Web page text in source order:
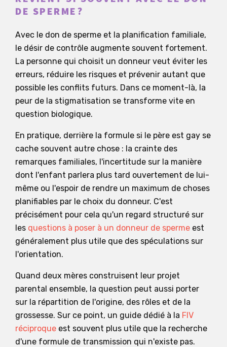
DE SPERME?
Avec le don de sperme et la planification familiale,
le désir de contrôle augmente souvent fortement.
La personne qui choisit un donneur veut éviter les
erreurs, réduire les risques et prévenir autant que
possible les conflits futurs. Dans ce moment-là, la
peur de la stigmatisation se transforme vite en
question biologique.
En pratique, derrière la formule si le père est gay se
cache souvent autre chose : la crainte des
remarques familiales, l'incertitude sur la manière
dont l'enfant parlera plus tard ouvertement de lui-
même ou l'espoir de rendre un maximum de choses
planifiables par le choix du donneur. C'est
précisément pour cela qu'un regard structuré sur
les questions à poser à un donneur de sperme est
généralement plus utile que des spéculations sur
l'orientation.
Quand deux mères construisent leur projet
parental ensemble, la question peut aussi porter
sur la répartition de l'origine, des rôles et de la
grossesse. Sur ce point, un guide dédié à la FIV
réciproque est souvent plus utile que la recherche
d'une formule de transmission qui n'existe pas.